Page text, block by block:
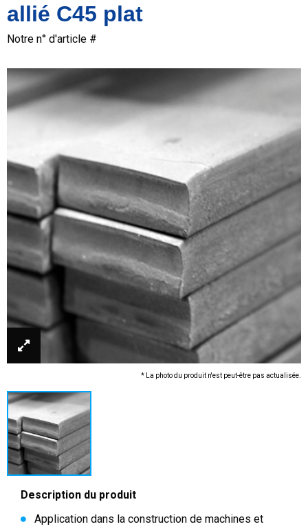
allié C45 plat
Notre n° d'article #
* La photo du produit n'est peut-être pas actualisée.
Description du produit
Application dans la construction de machines et